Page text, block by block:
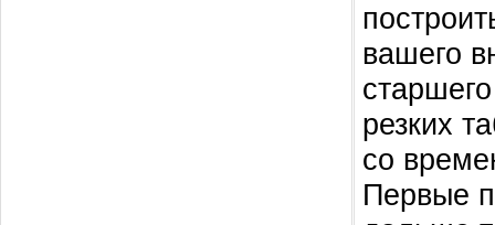
вашего
резких
со
Первые